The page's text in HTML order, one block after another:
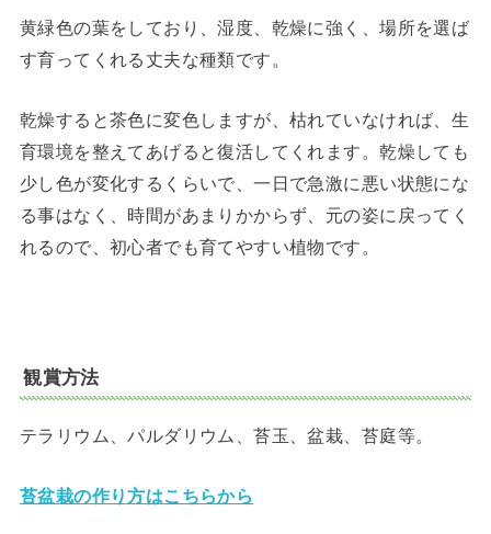
黄緑色の葉をしており、湿度、乾燥に強く、場所を選ば
す育ってくれる丈夫な種類です。
乾燥すると茶色に変色しますが、枯れていなければ、生
育環境を整えてあげると復活してくれます。乾燥しても
少し色が変化するくらいで、一日で急激に悪い状態にな
る事はなく、時間があまりかからず、元の姿に戻ってく
れるので、初心者でも育てやすい植物です。
観賞方法
テラリウム、パルダリウム、苔玉、盆栽、苔庭等。
苔盆栽の作り方はこちらから